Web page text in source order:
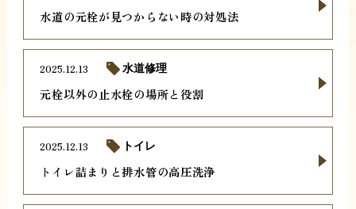
水道の元栓が見つからない時の対処法
元栓以外の止水栓の場所と役割
2025.12.13 水道修理
トイレ詰まりと排水管の高圧洗浄
2025.12.13 トイレ